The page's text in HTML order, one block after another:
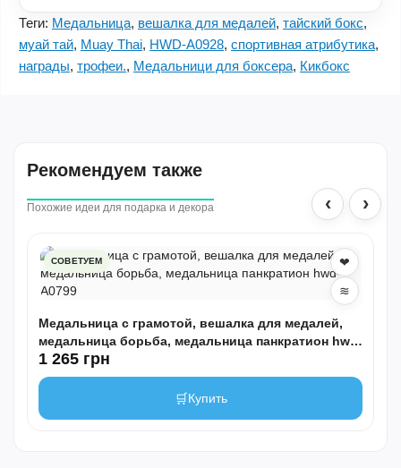
Теги: Медальница, вешалка для медалей, тайский бокс,
муай тай, Muay Thai, HWD-A0928, спортивная атрибутика,
награды, трофеи., Медальници для боксера, Кикбокс
Рекомендуем также
Похожие идеи для подарка и декора ‹
СОВЕТУЕМ
❤
≋
Медальница с грамотой, вешалка для медалей,
медальница борьба, медальница панкратион hwd-
А0799
1 265 грн
🛒Купить
›